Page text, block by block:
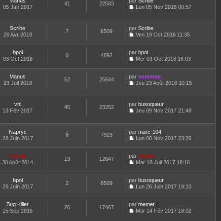
g
e
e
s
a
g
e
i
e
e
s
s
g
e
d
r
i
r
m
e
s
a
g
e
d
e
r
i
e
r
m
e
s
g
e
s
l
t
e
l
e
d
n
r
m
e
s
g
e
05 Jan 2017
41 22583
s
u
l
t
e
l
e
d
r
i
e
e
s
s
g
e
Lun 05 Nov 2018 00:57
Scribe
26 Avr 2018
7 6509 par Scribe
o
n
s
t
e
l
e
d
r
i
e
r
m
e
s
a
g
Ven 19 Oct 2018 11:35
bpol
03 Oct 2018
0 4892 par bpol
o
n
s
l
t
e
d
e
r
i
e
r
m
e
s
a
g
Mer 03 Oct 2018 16:03
Manus
23 Juil 2018
52 25644 par sommep
s
u
e
d
e
r
i
e
r
m
e
Jeu 23 Août 2018 10:15
vhl
13 Fév 2017
45 23252 par busoqueur
s
u
l
t
e
l
e
d
n
Jeu 09 Nov 2017 21:48
Napryc
28 Juin 2017
8 7923 par marc-104
o
n
s
t
e
e
d
Lun 06 Nov 2017 23:26
Lionel
30 Août 2014
13 12647 par Lionel
o
n
s
t
e
Mar 18 Juil 2017 18:16
bpol
26 Juin 2017
2 6509 par busoqueur
o
n
s
Lun 26 Juin 2017 19:10
Bug Killer
15 Sep 2016
26 17467 par memet
Mar 14 Fév 2017 18:02